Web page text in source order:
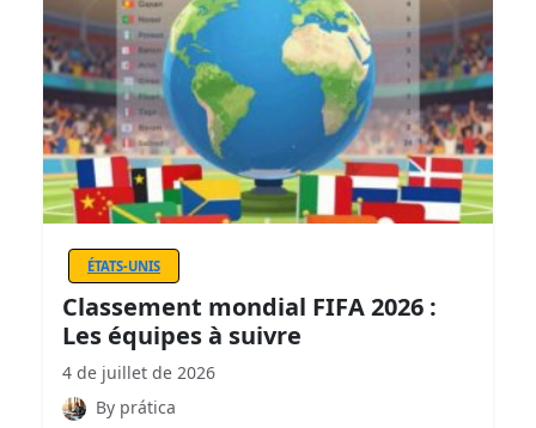
ÉTATS-UNIS
Classement mondial FIFA 2026 :
Les équipes à suivre
4 de juillet de 2026
By prática